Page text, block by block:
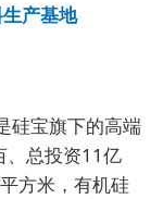
产基地
宝旗下的高端
、总投资11亿
方米，有机硅